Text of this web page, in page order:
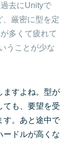
去にUnityで
、厳密に型を定
多くて疲れて
うことが少な
ますよね。型が
ても、要望を受
す。あと途中で
ードルが高くな